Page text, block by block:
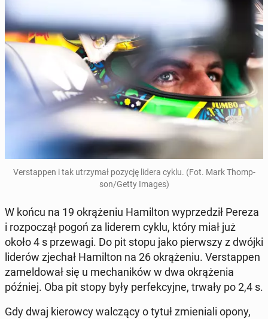
Ver­stap­pen i tak utrzy­mał pozycję lidera cyklu. (Fot. Mark Thomp­
son/Getty Images)
W końcu na 19 okrą­że­niu Ha­mil­ton wy­prze­dził Pereza
i roz­po­czął pogoń za liderem cyklu, który miał już
około 4 s prze­wa­gi. Do pit stopu jako pierw­szy z dwójki
liderów zjechał Ha­mil­ton na 26 okrą­że­niu. Ver­stap­pen
za­mel­do­wał się u me­cha­ni­ków w dwa okrą­że­nia
później. Oba pit stopy były per­fek­cyj­ne, trwały po 2,4 s.
Gdy dwaj kie­row­cy wal­czą­cy o tytuł zmie­nia­li opony,